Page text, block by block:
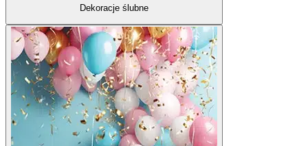
Dekoracje ślubne